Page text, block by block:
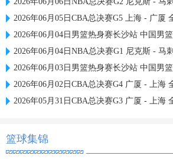
2026年06月05日CBA总决赛G5 上海 - 广厦
2026年06月04日男篮热身赛长沙站 中国男篮 -
2026年06月04日NBA总决赛G1 尼克斯 - 马
2026年06月03日男篮热身赛长沙站 中国男篮 -
2026年06月02日CBA总决赛G4 广厦 - 上海
2026年05月31日CBA总决赛G3 广厦 - 上海
篮球集锦